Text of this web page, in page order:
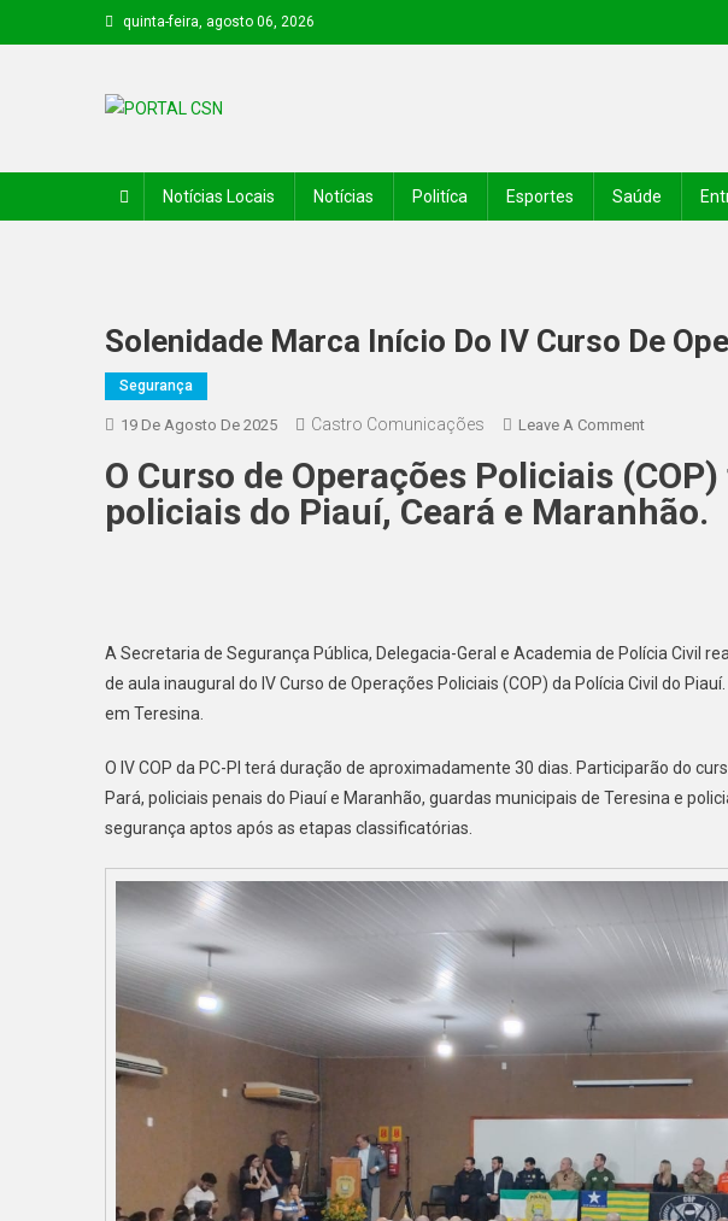
quinta-feira, agosto 06, 2026
Notícias Locais Notícias Politíca Esportes Saúde
Solenidade Marca Início Do IV Curso De
Segurança
19 De Agosto De 2025 Castro Comunicações Leave A Comment
O Curso de Operações Policiais
policiais do Piauí, Ceará e Maranhão.
A Secretaria de Segurança Pública, Delegacia-Geral e Academia de Polícia Civil
de aula inaugural do IV Curso de Operações Policiais (COP) da Polícia Civil do
em Teresina.
O IV COP da PC-PI terá duração de aproximadamente 30 dias. Participarão do
Pará, policiais penais do Piauí e Maranhão, guardas municipais de Teresina e
segurança aptos após as etapas classificatórias.